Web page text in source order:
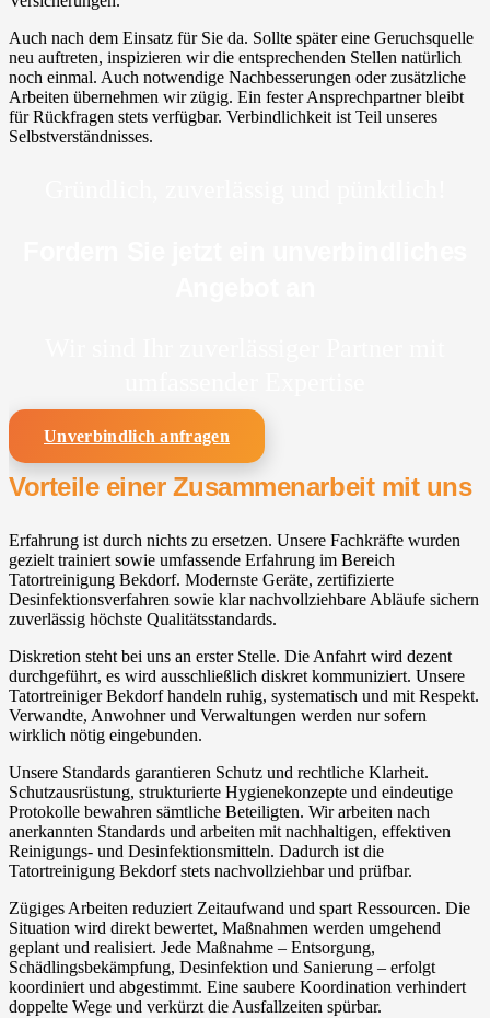
Auch nach dem Einsatz für Sie da. Sollte später eine Geruchsquelle
neu auftreten, inspizieren wir die entsprechenden Stellen natürlich
noch einmal. Auch notwendige Nachbesserungen oder zusätzliche
Arbeiten übernehmen wir zügig. Ein fester Ansprechpartner bleibt
für Rückfragen stets verfügbar. Verbindlichkeit ist Teil unseres
Selbstverständnisses.
Unverbindlich anfragen
Vorteile einer Zusammenarbeit mit uns
Erfahrung ist durch nichts zu ersetzen. Unsere Fachkräfte wurden
gezielt trainiert sowie umfassende Erfahrung im Bereich
Tatortreinigung Bekdorf. Modernste Geräte, zertifizierte
Desinfektionsverfahren sowie klar nachvollziehbare Abläufe sichern
zuverlässig höchste Qualitätsstandards.
Diskretion steht bei uns an erster Stelle. Die Anfahrt wird dezent
durchgeführt, es wird ausschließlich diskret kommuniziert. Unsere
Tatortreiniger Bekdorf handeln ruhig, systematisch und mit Respekt.
Verwandte, Anwohner und Verwaltungen werden nur sofern
wirklich nötig eingebunden.
Unsere Standards garantieren Schutz und rechtliche Klarheit.
Schutzausrüstung, strukturierte Hygienekonzepte und eindeutige
Protokolle bewahren sämtliche Beteiligten. Wir arbeiten nach
anerkannten Standards und arbeiten mit nachhaltigen, effektiven
Reinigungs- und Desinfektionsmitteln. Dadurch ist die
Tatortreinigung Bekdorf stets nachvollziehbar und prüfbar.
Zügiges Arbeiten reduziert Zeitaufwand und spart Ressourcen. Die
Situation wird direkt bewertet, Maßnahmen werden umgehend
geplant und realisiert. Jede Maßnahme – Entsorgung,
Schädlingsbekämpfung, Desinfektion und Sanierung – erfolgt
koordiniert und abgestimmt. Eine saubere Koordination verhindert
doppelte Wege und verkürzt die Ausfallzeiten spürbar.